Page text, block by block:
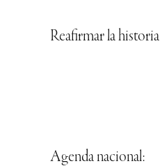
Reafirmar la historia
Agenda nacional: